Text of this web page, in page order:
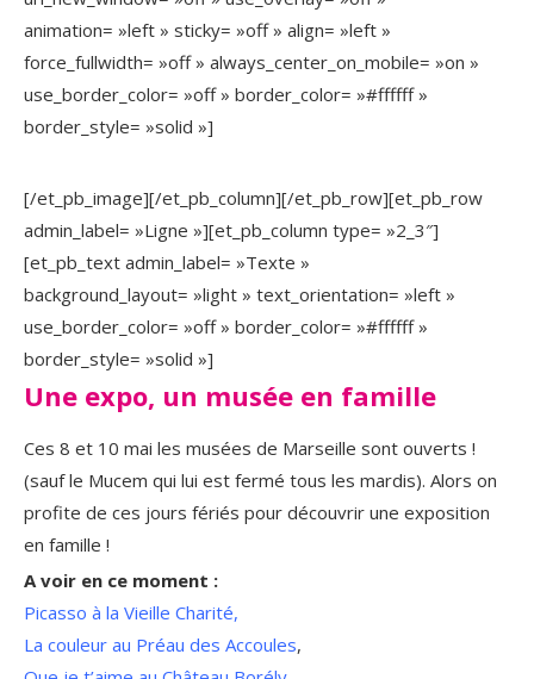
animation= »left » sticky= »off » align= »left »
force_fullwidth= »off » always_center_on_mobile= »on »
use_border_color= »off » border_color= »#ffffff »
border_style= »solid »]
[/et_pb_image][/et_pb_column][/et_pb_row][et_pb_row
admin_label= »Ligne »][et_pb_column type= »2_3″]
[et_pb_text admin_label= »Texte »
background_layout= »light » text_orientation= »left »
use_border_color= »off » border_color= »#ffffff »
border_style= »solid »]
Une expo, un musée en famille
Ces 8 et 10 mai les musées de Marseille sont ouverts !
(sauf le Mucem qui lui est fermé tous les mardis). Alors on
profite de ces jours fériés pour découvrir une exposition
en famille !
A voir en ce moment :
Picasso à la Vieille Charité,
La couleur au Préau des Accoules,